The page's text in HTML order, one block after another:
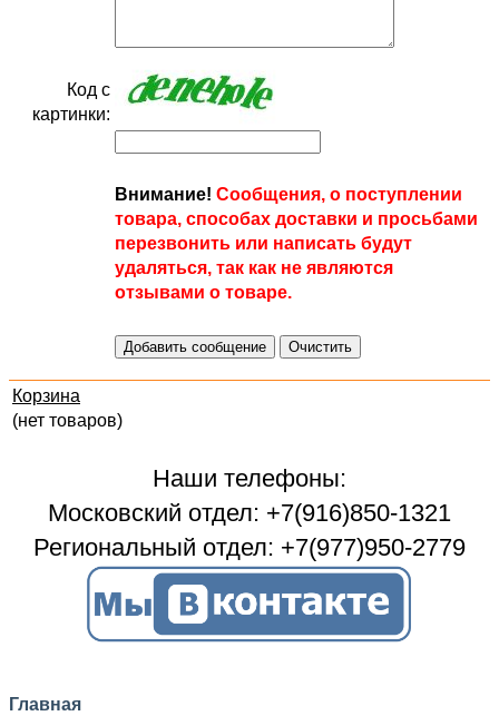
Код с
картинки:
Внимание! Сообщения, о поступлении
товара, способах доставки и просьбами
перезвонить или написать будут
удаляться, так как не являются
отзывами о товаре.
Корзина
(нет товаров)
Наши телефоны:
Московский отдел: +7(916)850-1321
Региональный отдел: +7(977)950-2779
Главная